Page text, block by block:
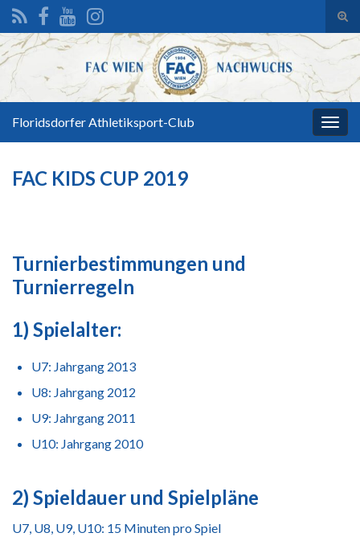
Search for:
Floridsdorfer Athletiksport-Club
FAC KIDS CUP 2019
Turnierbestimmungen und
Turnierregeln
1) Spielalter:
U7: Jahrgang 2013
U8: Jahrgang 2012
U9: Jahrgang 2011
U10: Jahrgang 2010
2) Spieldauer und Spielpläne
U7, U8, U9, U10: 15 Minuten pro Spiel